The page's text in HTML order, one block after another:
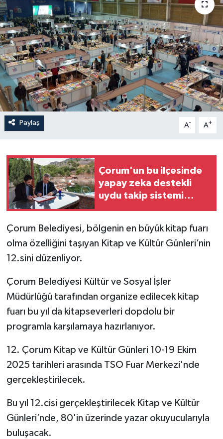
Paylaş A- A+
Çorum'un bu ilçesinde
yapay zeka destekli
uydu takip sistemi
Çorum Belediyesi, bölgenin en büyük kitap fuarı
olma özelliğini taşıyan Kitap ve Kültür Günleri’nin
12.sini düzenliyor.
Çorum Belediyesi Kültür ve Sosyal İşler
Müdürlüğü tarafından organize edilecek kitap
fuarı bu yıl da kitapseverleri dopdolu bir
programla karşılamaya hazırlanıyor.
12. Çorum Kitap ve Kültür Günleri 10-19 Ekim
2025 tarihleri arasında TSO Fuar Merkezi'nde
gerçekleştirilecek.
Bu yıl 12.cisi gerçekleştirilecek Kitap ve Kültür
Günleri’nde, 80'in üzerinde yazar okuyucularıyla
buluşacak.
EĞİTİM
İLÇELER
OTOPARK
TEKNOLOJİ
Haber Arşivi